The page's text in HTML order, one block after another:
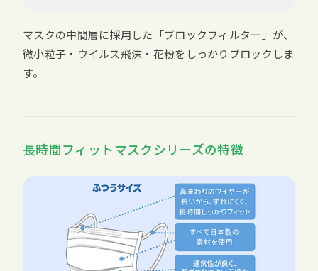
マスクの中間層に採用した「ブロックフィルター」が、
微小粒子・ウイルス飛沫・花粉をしっかりブロックしま
す。
長時間フィットマスクシリーズの特徴